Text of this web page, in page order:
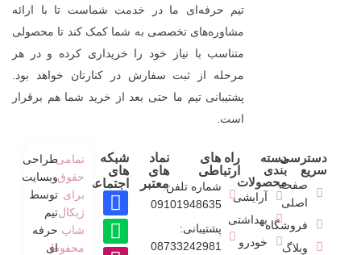
تیم حرفه‌ای ما در خدمت شماست تا با ارائه
مشاوره‌های تخصصی به شما کمک کند تا محصولی
متناسب با نیاز خود را خریداری کرده و در هر
مرحله از ثبت سفارش در کنارتان خواهد بود.
پشتیبانی تیم ما حتی بعد از خرید شما هم برقرار
است.
دسترسی
سریع
صفحه
اصلی
فروشگاه
وبلاگ
دسته
بندی
محصولات
آرایشی
بهداشتی
خودرو
راه های
ارتباطی
شماره تلفن:
09101948635
پشتیبانی:
08733242981
نماد
های
معتبر
شبکه
های
اجتماعی
تمامی
حقوق
برای
ژیکال
شاپ
محفوط
طراحی
وبسایت
توسط
تیم
حرفه
ای